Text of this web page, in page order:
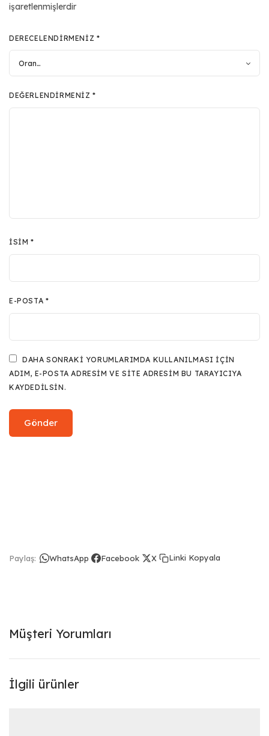
işaretlenmişlerdir
DERECELENDIRMENIZ *
DEĞERLENDIRMENIZ*
İSIM*
E-POSTA *
DAHA SONRAKI YORUMLARIMDA KULLANILMASI IÇIN
ADIM, E-POSTA ADRESIM VE SITE ADRESIM BU TARAYICIYA
KAYDEDILSIN.
Paylaş: WhatsApp Facebook X Linki Kopyala
Müşteri Yorumları
İlgili ürünler